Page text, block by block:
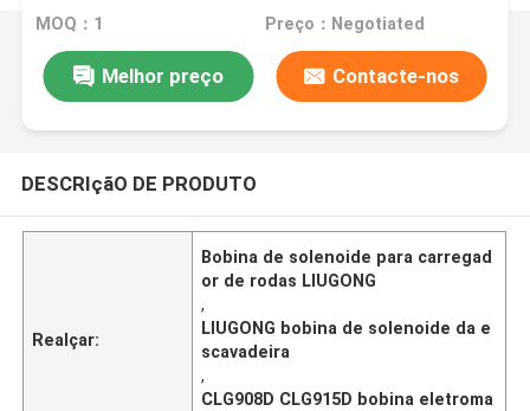
CLG915D、CLG920D / CLG920、CLG922D /
MOQ：1 Preço：Negotiated
Melhor preço Contacte-nos
DESCRIçãO DE PRODUTO
Realçar:
Bobina de solenoide para carregad
or de rodas LIUGONG
,
LIUGONG bobina de solenoide da e
scavadeira
,
CLG908D CLG915D bobina eletroma